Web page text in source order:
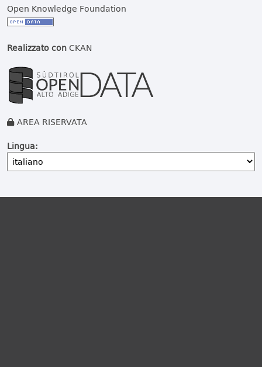
Open Knowledge Foundation
Realizzato conCKAN
AREA RISERVATA
Lingua